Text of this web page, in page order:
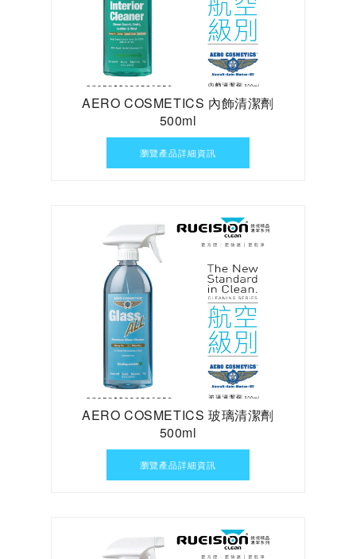
AERO COSMETICS 內飾清潔劑
500ml
瀏覽產品詳細資訊
AERO COSMETICS 玻璃清潔劑
500ml
瀏覽產品詳細資訊